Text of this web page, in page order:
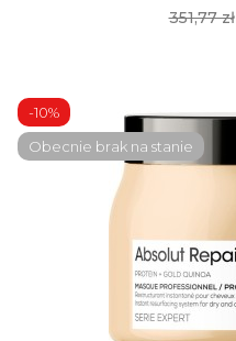
351,77 zł
-10%
Obecnie brak na stanie